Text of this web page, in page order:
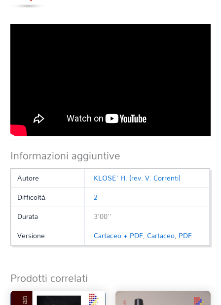
Informazioni aggiuntive
Autore
KLOSE' H. (rev. V. Correnti)
Difficoltà
2
Durata
3'00''
Versione
Cartaceo + PDF,Cartaceo, PDF
Prodotti correlati